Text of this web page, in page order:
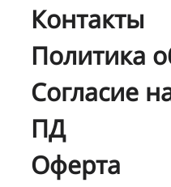
Контакты
Политика
Согласие
ПД
Оферта